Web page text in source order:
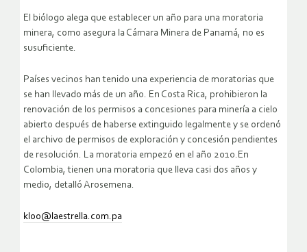
El biólogo alega que establecer un año para una moratoria
minera, como asegura la Cámara Minera de Panamá, no es
susuficiente.
Países vecinos han tenido una experiencia de moratorias que
se han llevado más de un año. En Costa Rica, prohibieron la
renovación de los permisos a concesiones para minería a cielo
abierto después de haberse extinguido legalmente y se ordenó
el archivo de permisos de exploración y concesión pendientes
de resolución. La moratoria empezó en el año 2010.En
Colombia, tienen una moratoria que lleva casi dos años y
medio, detalló Arosemena.
kloo@laestrella.com.pa